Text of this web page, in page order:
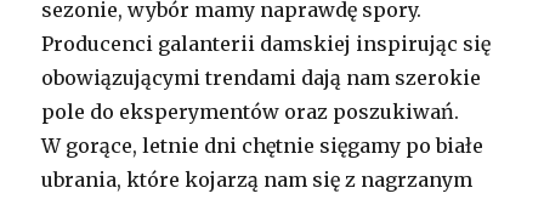
sezonie, wybór mamy naprawdę spory.
Producenci galanterii damskiej inspirując się
obowiązującymi trendami dają nam szerokie
pole do eksperymentów oraz poszukiwań.
W gorące, letnie dni chętnie sięgamy po białe
ubrania, które kojarzą nam się z nagrzanym